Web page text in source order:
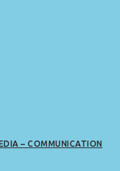
– COMMUNICATION